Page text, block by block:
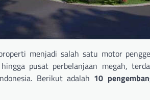
menjadi salah satu motor
pusat perbelanjaan megah,
Berikut adalah 10